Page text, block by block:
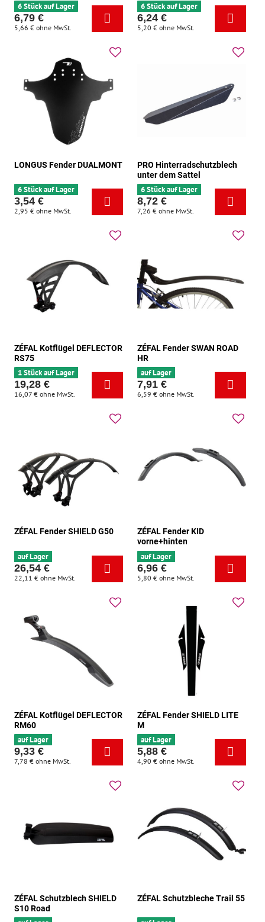
6 Stück auf Lager
6,79 €
5,66 € ohne MwSt.
6 Stück auf Lager
6,24 €
5,20 € ohne MwSt.
LONGUS Fender DUALMONT
6 Stück auf Lager
3,54 €
2,95 € ohne MwSt.
PRO Hinterradschutzblech
unter dem Sattel
6 Stück auf Lager
8,72 €
7,26 € ohne MwSt.
ZÉFAL Kotflügel DEFLECTOR
RS75
1 Stück auf Lager
19,28 €
16,07 € ohne MwSt.
ZÉFAL Fender SWAN ROAD
HR
auf Lager
7,91 €
6,59 € ohne MwSt.
ZÉFAL Fender SHIELD G50
auf Lager
26,54 €
22,11 € ohne MwSt.
ZÉFAL Fender KID
vorne+hinten
auf Lager
6,96 €
5,80 € ohne MwSt.
ZÉFAL Kotflügel DEFLECTOR
RM60
auf Lager
9,33 €
7,78 € ohne MwSt.
ZÉFAL Fender SHIELD LITE
M
auf Lager
5,88 €
4,90 € ohne MwSt.
ZÉFAL Schutzblech SHIELD
S10 Road
ZÉFAL Schutzbleche Trail 55